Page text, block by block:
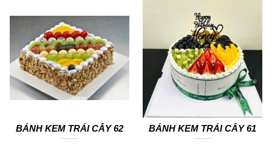
BÁNH KEM TRÁI CÂY 62 BÁNH KEM TRÁI CÂY 61